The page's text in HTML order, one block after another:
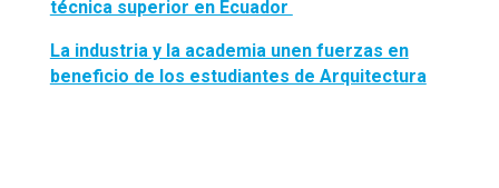
técnica superior en Ecuador
La industria y la academia unen fuerzas en
beneficio de los estudiantes de Arquitectura